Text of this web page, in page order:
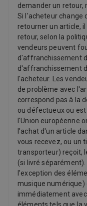
demander un retour,
Si l'acheteur change
retourner un article,
retour, selon la
vendeurs peuvent
d'affranchissement
d'affranchissement
l'acheteur. Les
de problème avec
correspond pas à la
ou défectueux ou
l'Union européenne
l'achat d'un article
vous recevez, ou un
transporteur) reçoit,
(si livré
l'exception des
musique numérique)
immédiatement